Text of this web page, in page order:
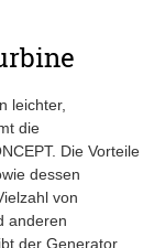
leichter,
die
Die Vorteile
dessen
von
anderen
der Generator